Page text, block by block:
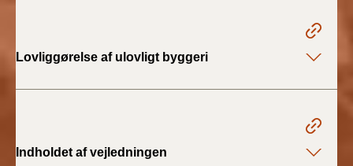
BR18 (29/6 - 31/12
2021)
Lovliggørelse af ulovligt byggeri
Indholdet af vejledningen